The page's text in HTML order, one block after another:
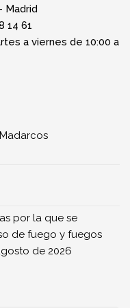
Madrid
14 61
a viernes de 10:00 a
por la que se
de fuego y fuegos
de 2026